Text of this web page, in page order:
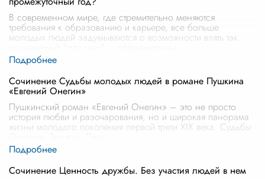
В современном мире, где стремительно меняются
требования к образованию и карьере, все больше
молодых людей задумываются о возможности взять так
Сочинение Судьбы молодых людей в романе Пушкина
«Евгений Онегин»
Пушкинский роман «Евгений Онегин» – это не просто
история любви и разочарования, но и широкая панорама
жизни молодого поколения первой трети XIX века. Судьбы
Сочинение Ценность дружбы. Без участия людей в нем